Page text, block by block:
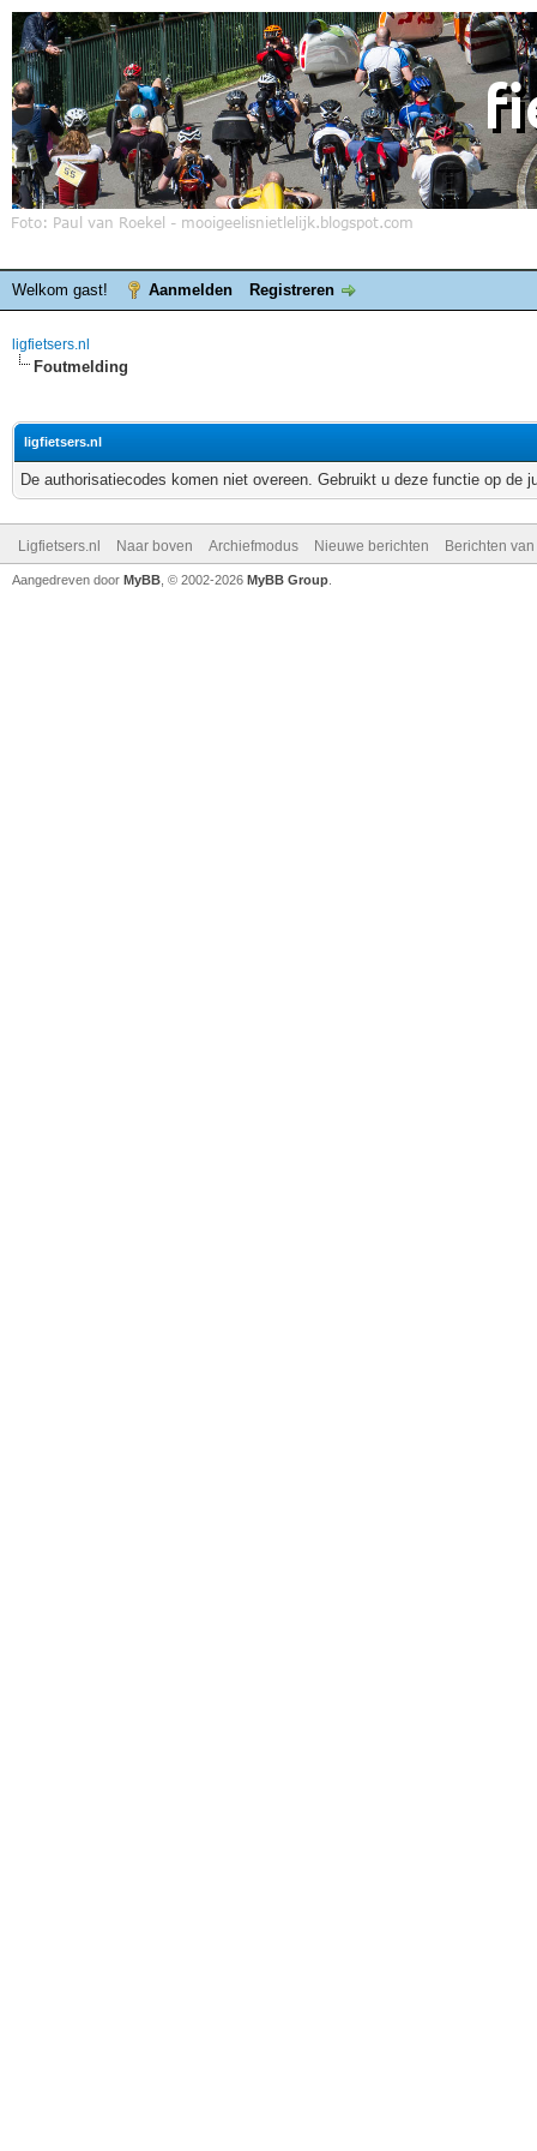
Welkom gast! Aanmelden Registreren
ligfietsers.nl
Foutmelding
ligfietsers.nl
De authorisatiecodes komen niet overeen. Gebruikt u deze functie op de
Ligfietsers.nl Naar boven Archiefmodus Nieuwe berichten Berichten
Aangedreven door MyBB , © 2002-2026 MyBB Group